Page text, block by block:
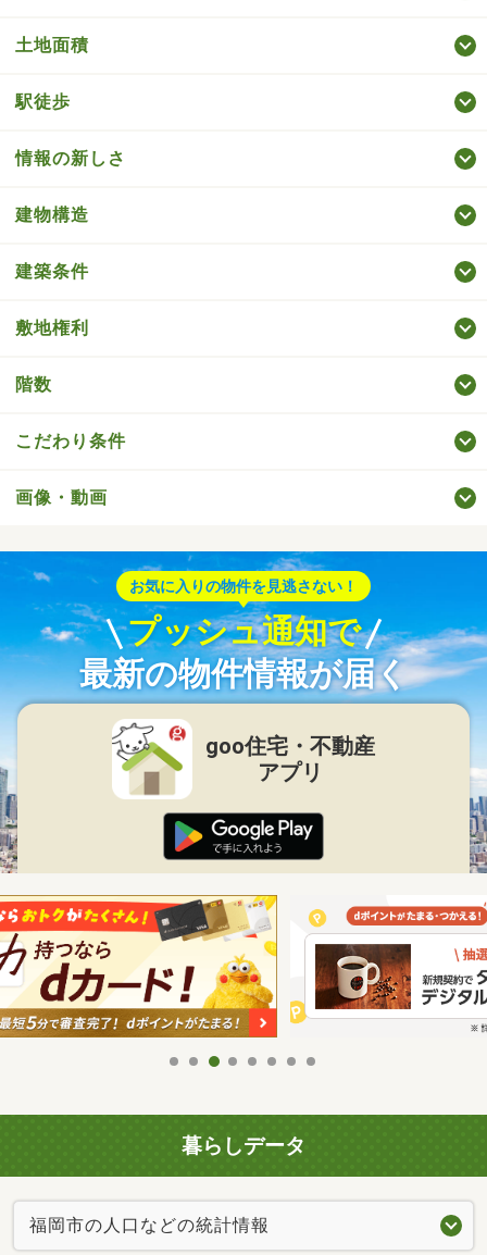
土地面積
駅徒歩
情報の新しさ
建物構造
建築条件
敷地権利
階数
こだわり条件
画像・動画
お気に入りの物件を見逃さない！
プッシュ通知で
最新の物件情報が届く
goo住宅・不動産
アプリ
暮らしデータ
福岡市の人口などの統計情報